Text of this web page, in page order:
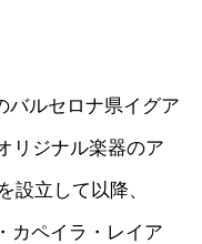
バルセロナ県イグア
リジナル楽器のア
設立して以降、
カペイラ・レイア